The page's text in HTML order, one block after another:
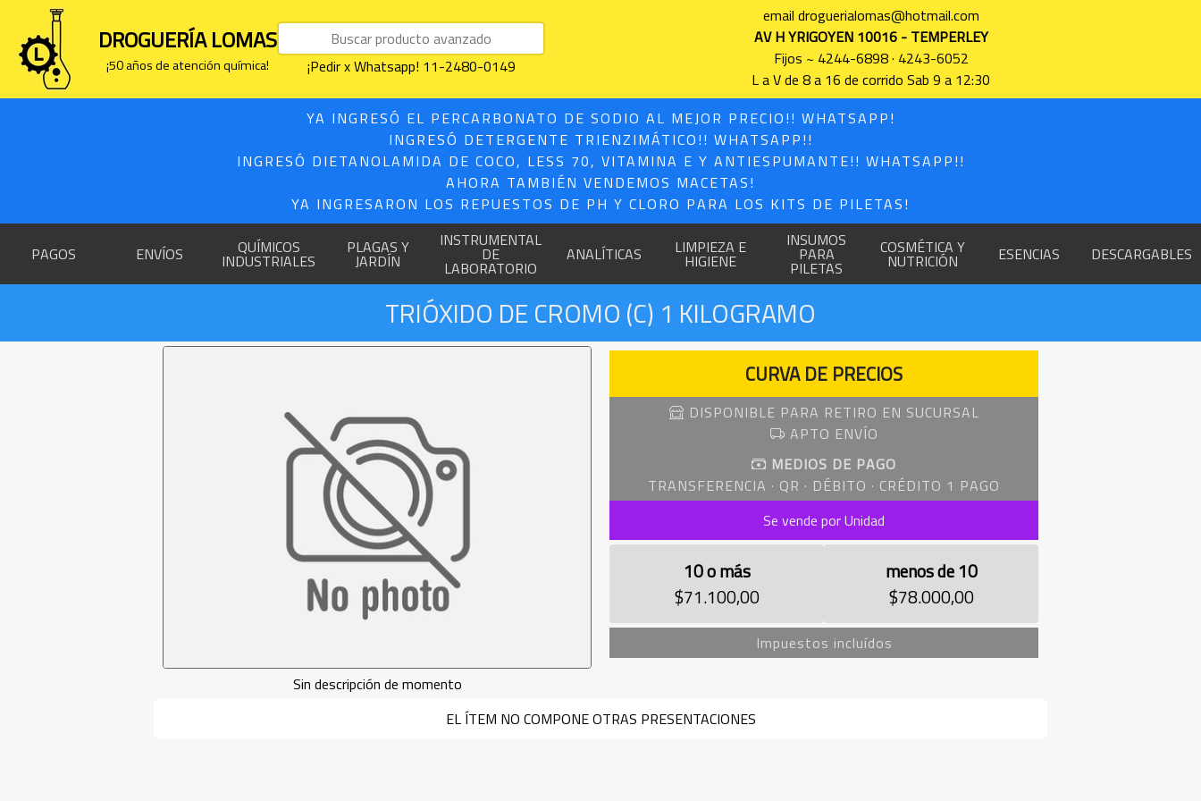
DROGUERÍA LOMAS
¡50 años de atención química! ¡Pedir x Whatsapp! 11-2480-0149
email droguerialomas@hotmail.com
AV H YRIGOYEN 10016 - TEMPERLEY
Fijos ~ 4244-6898 · 4243-6052
L a V de 8 a 16 de corrido Sab 9 a 12:30
YA INGRESÓ EL PERCARBONATO DE SODIO AL MEJOR PRECIO!! WHATSAPP!
INGRESÓ DETERGENTE TRIENZIMÁTICO!! WHATSAPP!!
INGRESÓ DIETANOLAMIDA DE COCO, LESS 70, VITAMINA E Y ANTIESPUMANTE!! WHATSAPP!!
AHORA TAMBIÉN VENDEMOS MACETAS!
YA INGRESARON LOS REPUESTOS DE PH Y CLORO PARA LOS KITS DE PILETAS!
PAGOS ENVÍOS QUÍMICOS
INDUSTRIALES
PLAGAS Y
JARDÍN
INSTRUMENTAL
DE
LABORATORIO
ANALÍTICAS LIMPIEZA E
HIGIENE
INSUMOS
PARA
PILETAS
COSMÉTICA Y
NUTRICIÓN ESENCIAS DESCARGABLES
TRIÓXIDO DE CROMO (C) 1 KILOGRAMO
Sin descripción de momento
CURVA DE PRECIOS
DISPONIBLE PARA RETIRO EN SUCURSAL
APTO ENVÍO
MEDIOS DE PAGO
TRANSFERENCIA · QR · DÉBITO · CRÉDITO 1 PAGO
Se vende por Unidad
10 o más
$71.100,00
menos de 10
$78.000,00
Impuestos incluídos
EL ÍTEM NO COMPONE OTRAS PRESENTACIONES